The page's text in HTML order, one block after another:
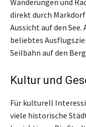
direkt durch
Aussicht auf den
beliebtes
Seilbahn auf den
Kultur und
Für kulturell
viele historische